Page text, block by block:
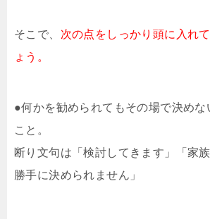
そこで、 次の点をしっかり頭に入れ
ょう。
●何かを勧められてもその場で決めな
こと。
断り文句は「検討してきます」「家
勝手に決められません」